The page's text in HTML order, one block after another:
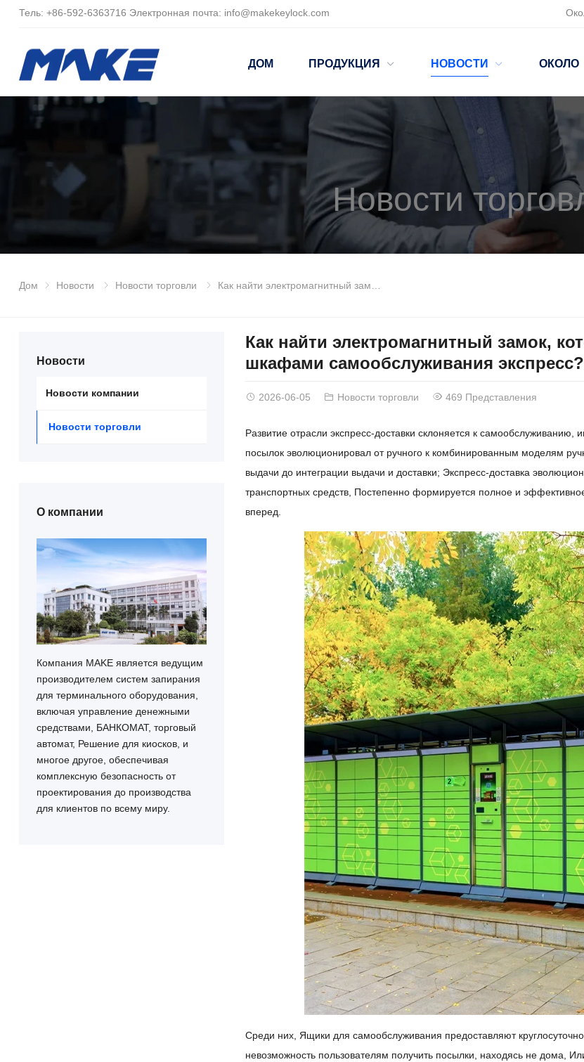
Тель: +86-592-6363716 Электронная почта: info@makekeylock.com
ДОМ ПРОДУКЦИЯ НОВОСТИ ОКОЛО
Новости
Дом Новости Новости торговли Как найти электромагнитный замок, который максимально совместим с шкафами самообслуживания экспресс?
Как найти электромагнитный замок,
шкафами самообслуживания экспресс?
2026-06-05 Новости торговли 469 Представления
Развитие отрасли экспресс-доставки склоняется к
посылок эволюционировал от ручного к комбинированным моделям
выдачи до интеграции выдачи и доставки; Экспресс-доставка
транспортных средств, Постепенно формируется полное и
вперед.
Среди них, Ящики для самообслуживания предоставляют
невозможность пользователям получить посылки, находясь не дома,
Новости
Новости компании
Новости торговли
О компании
Компания MAKE является ведущим
производителем систем запирания
для терминального оборудования,
включая управление денежными
средствами, БАНКОМАТ, торговый
автомат, Решение для киосков, и
многое другое, обеспечивая
комплексную безопасность от
проектирования до производства
для клиентов по всему миру.